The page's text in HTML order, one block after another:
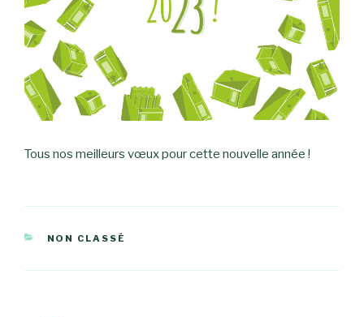
Tous nos meilleurs vœux pour cette nouvelle année !
CATÉGORIES
NON CLASSÉ